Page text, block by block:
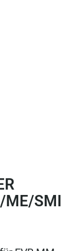
ME/SMI